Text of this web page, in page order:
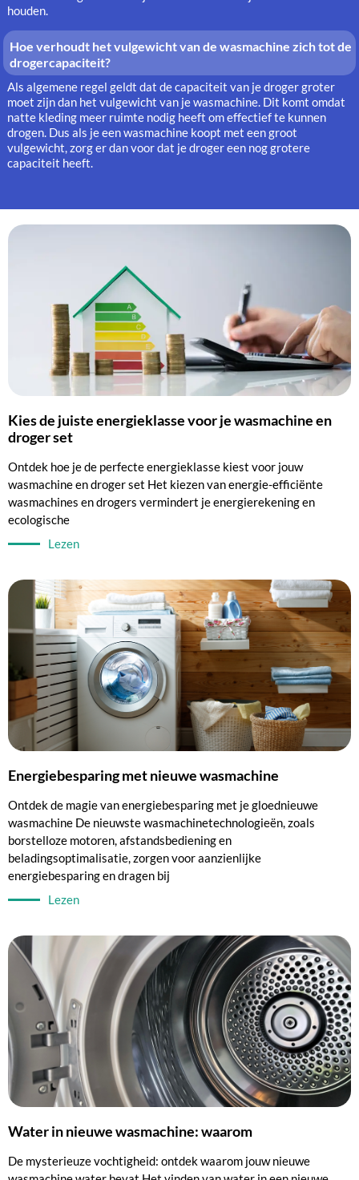
houden.
Hoe verhoudt het vulgewicht van de wasmachine zich tot de
drogercapaciteit?
Als algemene regel geldt dat de capaciteit van je droger groter
moet zijn dan het vulgewicht van je wasmachine. Dit komt omdat
natte kleding meer ruimte nodig heeft om effectief te kunnen
drogen. Dus als je een wasmachine koopt met een groot
vulgewicht, zorg er dan voor dat je droger een nog grotere
capaciteit heeft.
Kies de juiste energieklasse voor je wasmachine en
droger set
Ontdek hoe je de perfecte energieklasse kiest voor jouw
wasmachine en droger set Het kiezen van energie-efficiënte
wasmachines en drogers vermindert je energierekening en
ecologische
Lezen
Energiebesparing met nieuwe wasmachine
Ontdek de magie van energiebesparing met je gloednieuwe
wasmachine De nieuwste wasmachinetechnologieën, zoals
borstelloze motoren, afstandsbediening en
beladingsoptimalisatie, zorgen voor aanzienlijke
energiebesparing en dragen bij
Lezen
Water in nieuwe wasmachine: waarom
De mysterieuze vochtigheid: ontdek waarom jouw nieuwe